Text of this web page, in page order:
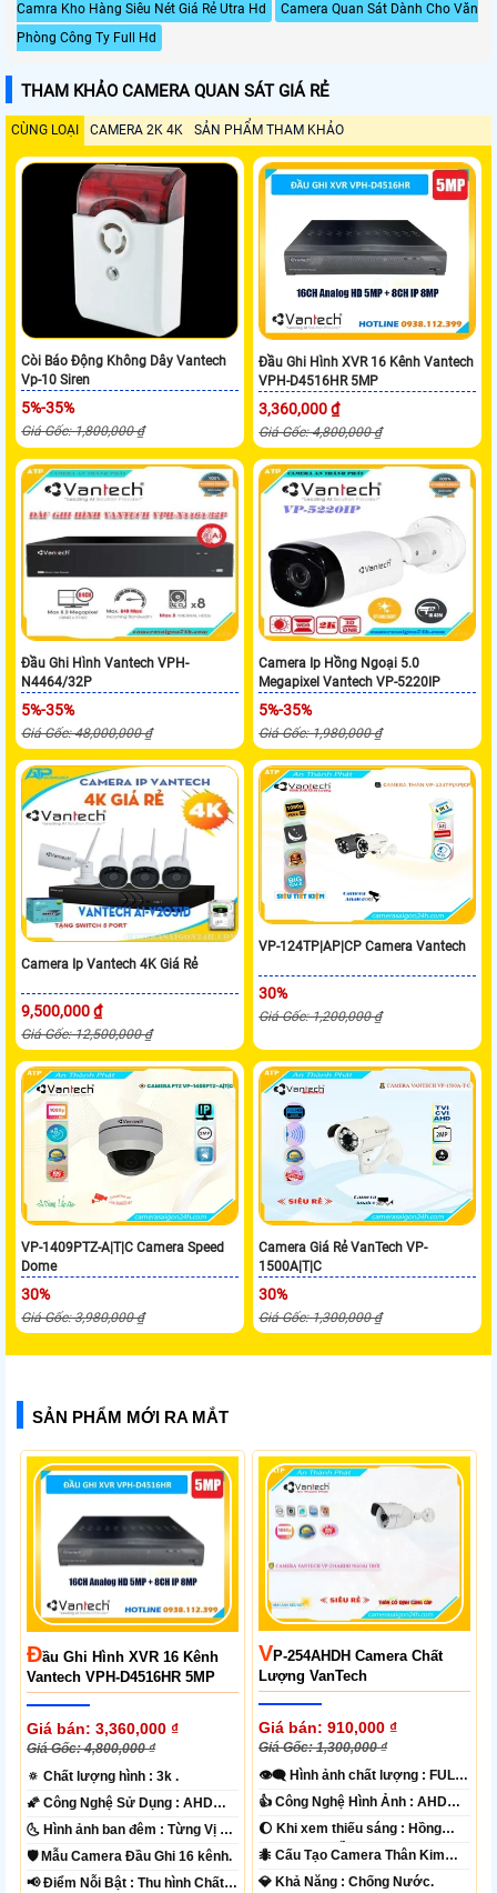
Camra Kho Hàng Siêu Nét Giá Rẻ Utra Hd
Camera Quan Sát Dành Cho Văn
Phòng Công Ty Full Hd
THAM KHẢO CAMERA QUAN SÁT GIÁ RẺ
CÙNG LOẠI CAMERA 2K 4K SẢN PHẨM THAM KHẢO
Còi Báo Động Không Dây Vantech
Vp-10 Siren
5%-35%
Giá Gốc: 1,800,000 ₫
Đầu Ghi Hình XVR 16 Kênh Vantech
VPH-D4516HR 5MP
3,360,000 ₫
Giá Gốc: 4,800,000 ₫
Đầu Ghi Hình Vantech VPH-
N4464/32P
5%-35%
Giá Gốc: 48,000,000 ₫
Camera Ip Hồng Ngoại 5.0
Megapixel Vantech VP-5220IP
5%-35%
Giá Gốc: 1,980,000 ₫
Camera Ip Vantech 4K Giá Rẻ
9,500,000 ₫
Giá Gốc: 12,500,000 ₫
VP-124TP|AP|CP Camera Vantech
30%
Giá Gốc: 1,200,000 ₫
VP-1409PTZ-A|T|C Camera Speed
Dome
30%
Giá Gốc: 3,980,000 ₫
Camera Giá Rẻ VanTech VP-
1500A|T|C
30%
Giá Gốc: 1,300,000 ₫
SẢN PHẨM MỚI RA MẮT
ĐẦu Ghi Hình XVR 16 Kênh
Vantech VPH-D4516HR 5MP
Giá bán: 3,360,000 ₫
Giá Gốc: 4,800,000 ₫
🔅 Chất lượng hình :3k .
🌠 Công Nghệ Sử Dụng :AHD
CVI TVI BCS.
🌜 Hình ảnh ban đêm :Từng Vị Trí
Camera .
🛡 Mẫu CameraĐầu Ghi 16 kênh.
️📢 Điểm Nỗi Bật :Thu hình Chất
VP-254AHDH Camera Chất
Lượng VanTech
Giá bán: 910,000 ₫
Giá Gốc: 1,300,000 ₫
👁️‍🗨 Hình ảnh chất lượng : FULL
HD 1080P .
👍 Công Nghệ Hình Ảnh :AHD
CVI TVI BCS.
🌔 Khi xem thiếu sáng : Hồng
Ngoại 40m Hồng Ngoại Smart IR.
🐜 Cấu Tạo CameraThân Kim
loại.
️💎 Khả Năng :Chống Nước.